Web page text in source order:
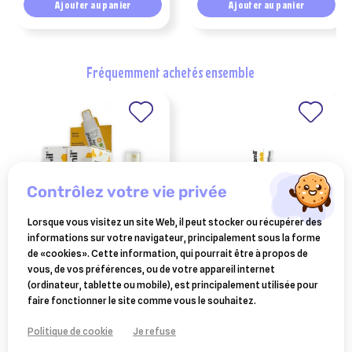
Ajouter au panier Ajouter au panier
fréquemment achetés ensemble
AXIENCE
vetramil spray cicatrisant
20ml
12,99 €
AXIENCE
vetramil spray cicatrisant
100ml
27,76 €
contrôlez votre vie privée
Lorsque vous visitez un site Web, il peut stocker ou récupérer des
informations sur votre navigateur, principalement sous la forme
de «cookies». Cette information, qui pourrait être à propos de
vous, de vos préférences, ou de votre appareil internet
(ordinateur, tablette ou mobile), est principalement utilisée pour
faire fonctionner le site comme vous le souhaitez.
Politique de cookie Je refuse